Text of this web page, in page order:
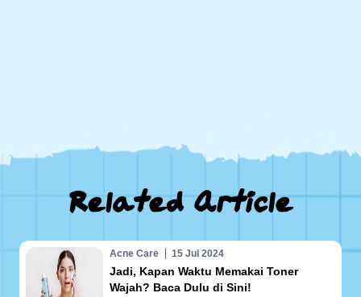
Related Article
Acne Care 15 Jul 2024
Jadi, Kapan Waktu Memakai Toner
Wajah? Baca Dulu di Sini!